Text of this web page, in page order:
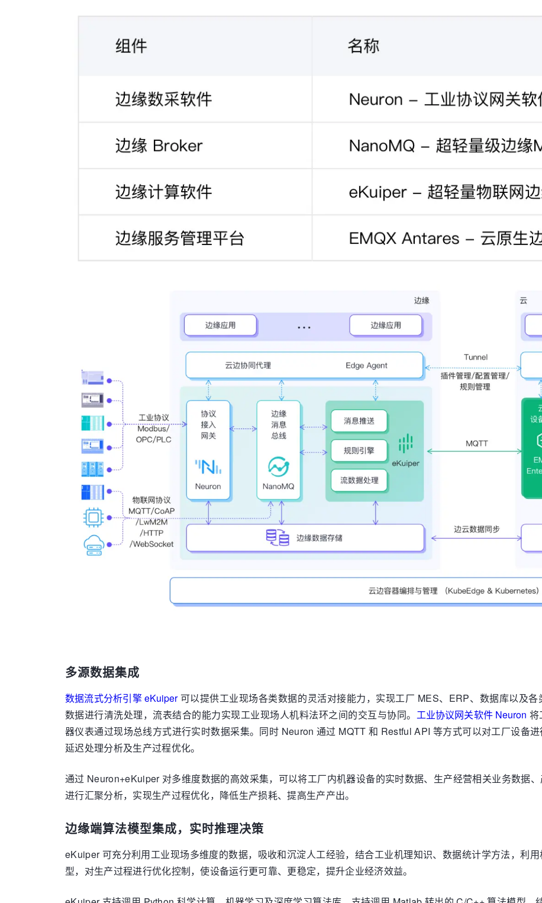
多源数据集成
数据流式分析引擎 eKuiper可以提供工业现场各类数据的灵活对接能力，实现工厂 MES、ERP、数据库以及
数据进行清洗处理，流表结合的能力实现工业现场人机料法环之间的交互与协同。 工业协议网关软件 Neuron 将
器仪表通过现场总线方式进行实时数据采集。同时 Neuron 通过 MQTT 和 Restful API 等方式可以对工厂设备
延迟处理分析及生产过程优化。
通过 Neuron+eKuiper 对多维度数据的高效采集，可以将工厂内机器设备的实时数据、生产经营相关业务数据
进行汇聚分析，实现生产过程优化，降低生产损耗、提高生产产出。
边缘端算法模型集成，实时推理决策
eKuiper 可充分利用工业现场多维度的数据，吸收和沉淀人工经验，结合工业机理知识、数据统计学方法，利
型，对生产过程进行优化控制，使设备运行更可靠、更稳定，提升企业经济效益。